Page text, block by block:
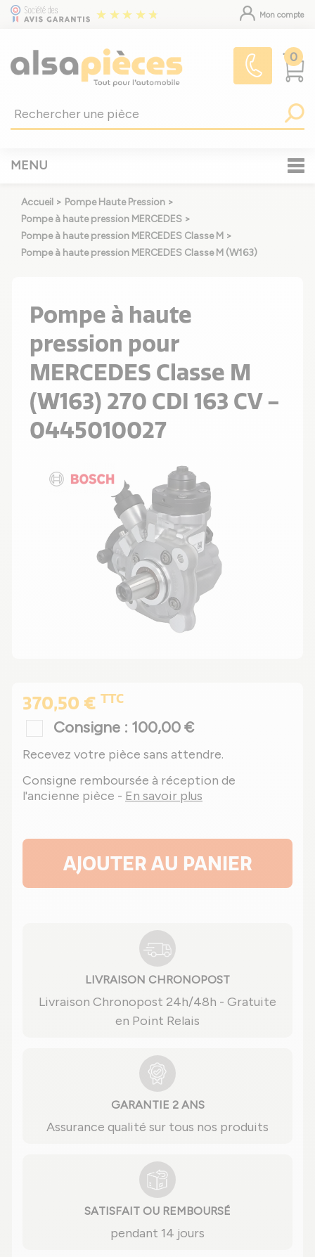
Mon compte
0
MENU
Accueil > Pompe Haute Pression >
Pompe à haute pression MERCEDES >
Pompe à haute pression MERCEDES Classe M >
Pompe à haute pression MERCEDES Classe M (W163)
Pompe à haute
pression pour
MERCEDES Classe M
(W163) 270 CDI 163 CV -
0445010027
370,50 € TTC
Consigne : 100,00 €
Recevez votre pièce sans attendre.
Consigne remboursée à réception de
l'ancienne pièce - En savoir plus
AJOUTER AU PANIER
LIVRAISON CHRONOPOST
Livraison Chronopost 24h/48h - Gratuite
en Point Relais
GARANTIE 2 ANS
Assurance qualité sur tous nos produits
SATISFAIT OU REMBOURSÉ
pendant 14 jours